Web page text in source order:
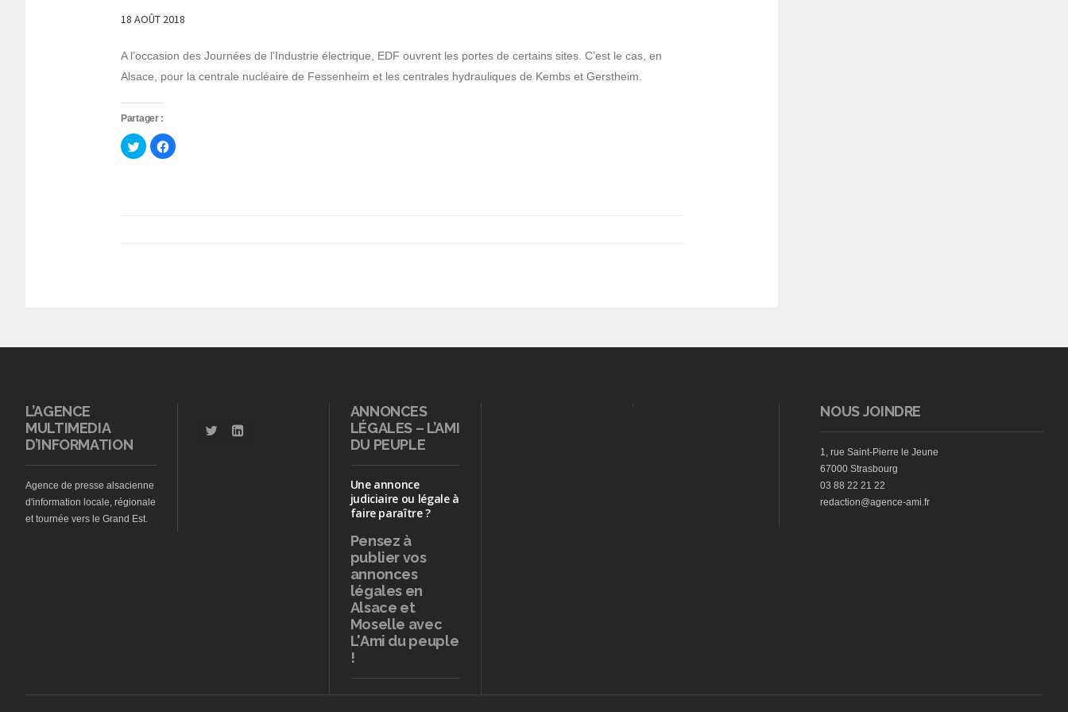
18 AOÛT 2018
A l’occasion des Journées de l’Industrie électrique, EDF ouvrent les portes de certains sites. C’est le cas, en
Alsace, pour la centrale nucléaire de Fessenheim et les centrales hydrauliques de Kembs et Gerstheim.
Partager :
Cliquez
pour
partager
Cliquez
pour
L’AGENCE
MULTIMEDIA
D’INFORMATION
Agence de presse alsacienne
d'information locale, régionale
et tournée vers le Grand Est.
ANNONCES
LÉGALES – L’AMI
DU PEUPLE
Une annonce
judiciaire ou légale à
faire paraître ?
Pensez à
publiervos
annonces
légales en
Alsace et
Moselle avec
L'Ami du peuple
!
NOUS JOINDRE
1, rue Saint-Pierre le Jeune
67000 Strasbourg
03 88 22 21 22
redaction@agence-ami.fr